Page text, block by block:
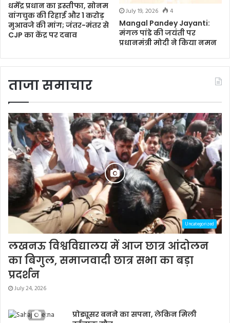
धर्मेंद्र प्रधान का इस्तीफा, सोनम
वांगचुक की रिहाई और 1 करोड़
मुआवजे की मांग; जंतर-मंतर से
CJP का केंद्र पर दबाव
July 19, 2026
4
Mangal Pandey Jayanti:
मंगल पांडे की जयंती पर
प्रधानमंत्री मोदी ने किया नमन
ताजा समाचार
Uncategorized
लखनऊ विश्वविद्यालय में आज छात्र आंदोलन
का बिगुल, समाजवादी छात्र सभा का बड़ा
प्रदर्शन
July 24, 2026
प्रोड्यूसर बनने का सपना, लेकिन मिली